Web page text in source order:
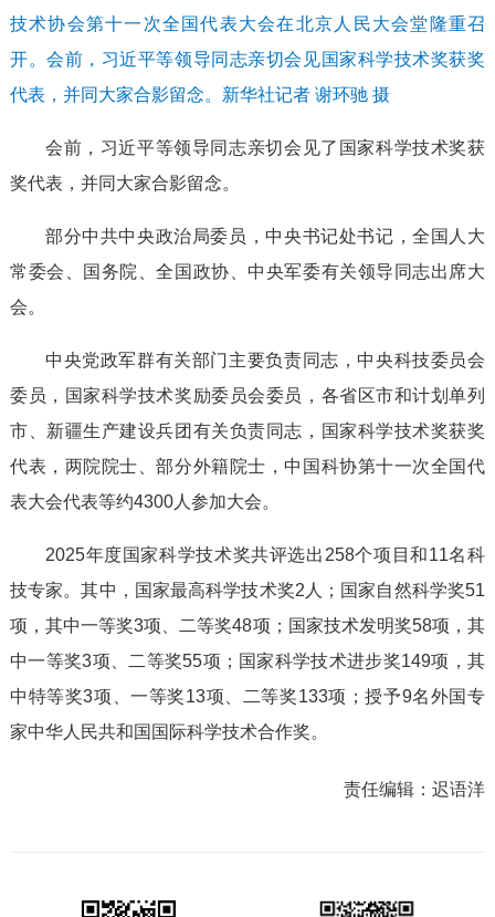
技术协会第十一次全国代表大会在北京人民大会堂隆重召
开。会前，习近平等领导同志亲切会见国家科学技术奖获奖
代表，并同大家合影留念。新华社记者 谢环驰 摄
会前，习近平等领导同志亲切会见了国家科学技术奖获
奖代表，并同大家合影留念。
部分中共中央政治局委员，中央书记处书记，全国人大
常委会、国务院、全国政协、中央军委有关领导同志出席大
会。
中央党政军群有关部门主要负责同志，中央科技委员会
委员，国家科学技术奖励委员会委员，各省区市和计划单列
市、新疆生产建设兵团有关负责同志，国家科学技术奖获奖
代表，两院院士、部分外籍院士，中国科协第十一次全国代
表大会代表等约4300人参加大会。
2025年度国家科学技术奖共评选出258个项目和11名科
技专家。其中，国家最高科学技术奖2人；国家自然科学奖51
项，其中一等奖3项、二等奖48项；国家技术发明奖58项，其
中一等奖3项、二等奖55项；国家科学技术进步奖149项，其
中特等奖3项、一等奖13项、二等奖133项；授予9名外国专
家中华人民共和国国际科学技术合作奖。
责任编辑：迟语洋